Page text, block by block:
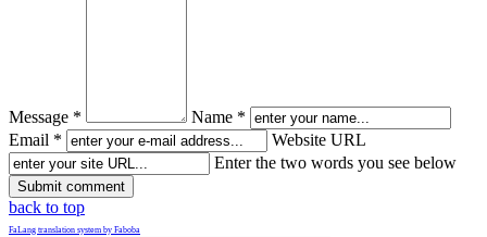
Message *
Name *
Email *
Website URL
Enter the two words you see below
back to top
FaLang translation system by Faboba